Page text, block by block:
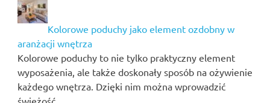
Kolorowe poduchy jako element ozdobny w
aranżacji wnętrza
Kolorowe poduchy to nie tylko praktyczny element
wyposażenia, ale także doskonały sposób na ożywienie
każdego wnętrza. Dzięki nim można wprowadzić